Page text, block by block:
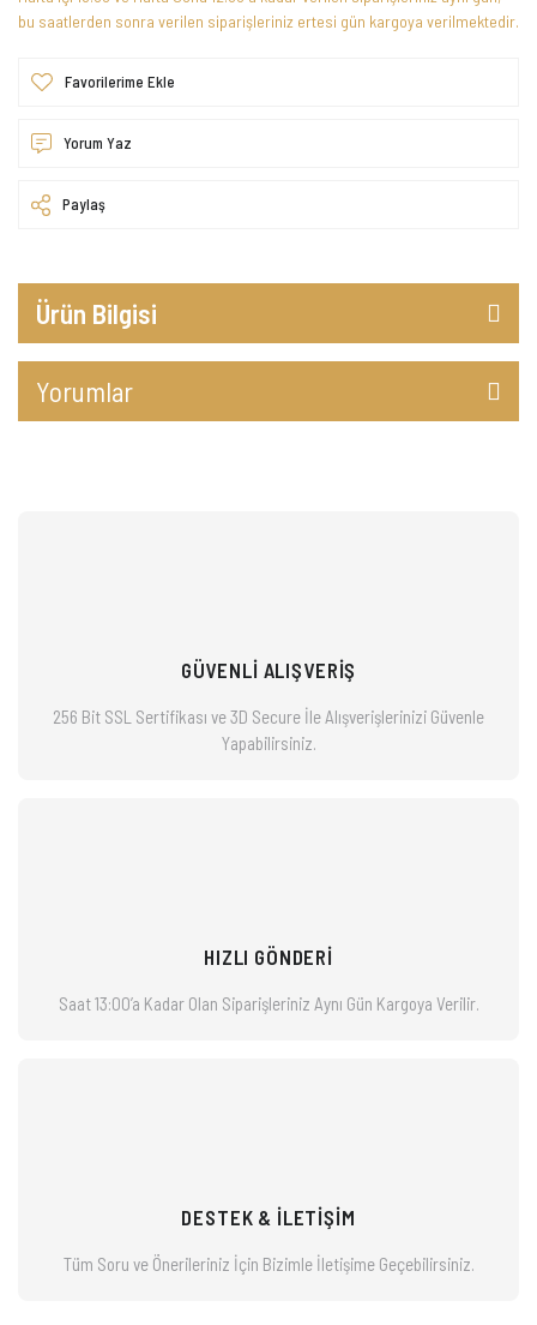
bu saatlerden sonra verilen siparişleriniz ertesi gün kargoya verilmektedir.
Yorum Yaz
Paylaş
Ürün Bilgisi
Yorumlar
GÜVENLİ ALIŞVERİŞ
256 Bit SSL Sertifikası ve 3D Secure İle Alışverişlerinizi Güvenle
Yapabilirsiniz.
HIZLI GÖNDERİ
Saat 13:00’a Kadar Olan Siparişleriniz Aynı Gün Kargoya Verilir.
DESTEK & İLETİŞİM
Tüm Soru ve Önerileriniz İçin Bizimleİletişime Geçebilirsiniz.